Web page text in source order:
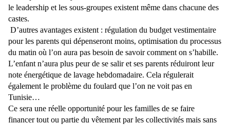
le leadership et les sous-groupes existent même dans chacune des
castes.
D’autres avantages existent : régulation du budget vestimentaire
pour les parents qui dépenseront moins, optimisation du processus
du matin où l’on aura pas besoin de savoir comment on s’habille.
L’enfant n’aura plus peur de se salir et ses parents réduiront leur
note énergétique de lavage hebdomadaire. Cela régulerait
également le problème du foulard que l’on ne voit pas en
Tunisie…
Ce sera une réelle opportunité pour les familles de se faire
financer tout ou partie du vêtement par les collectivités mais sans